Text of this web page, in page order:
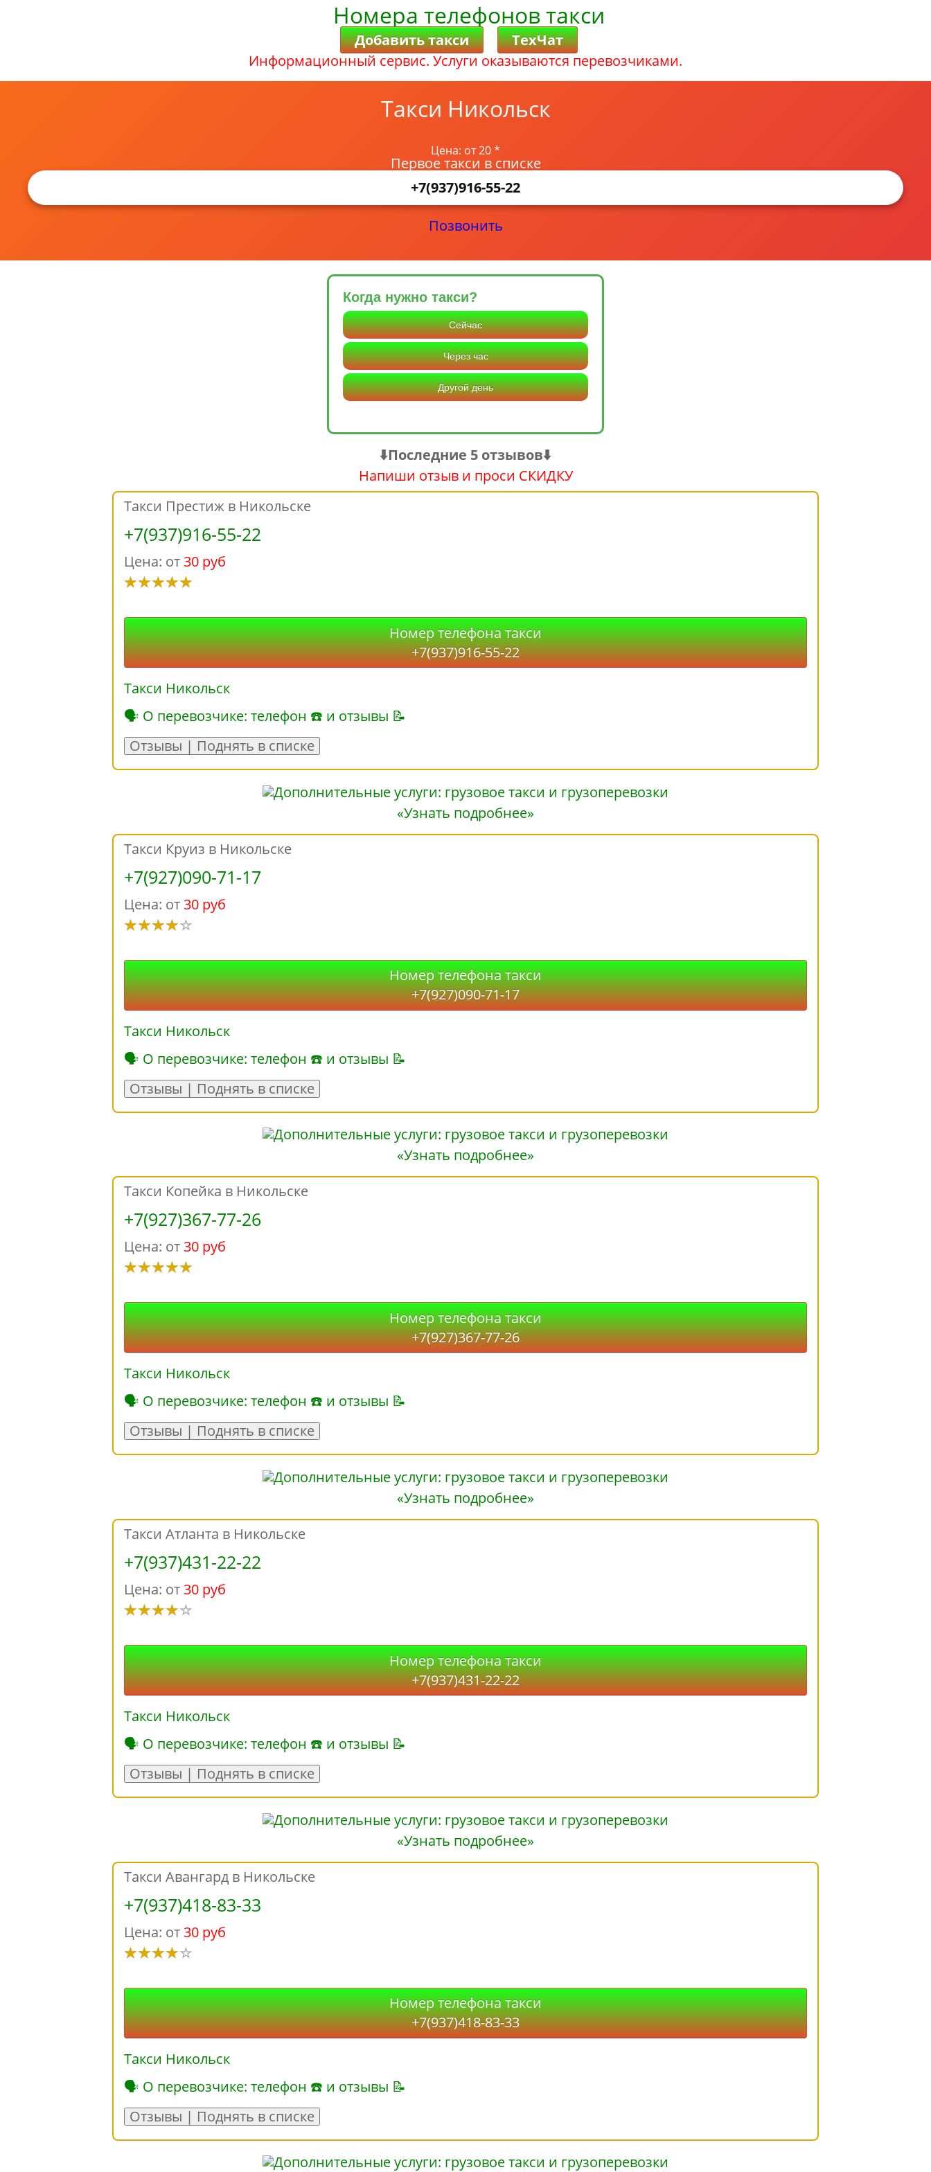
Номера телефонов такси
Добавить такси
ТехЧат
Информационный сервис. Услуги оказываются перевозчиками.
Такси Никольск
Цена: от 20 *
Первое такси в списке
+7(937)916-55-22
Позвонить
Когда нужно такси?
Сейчас
Через час
Другой день
⬇️Последние 5 отзывов⬇️
Напиши отзыв и проси СКИДКУ
Такси Престиж в Никольске
+7(937)916-55-22
Цена: от 30 руб
Номер телефона такси
+7(937)916-55-22
Такси Никольск
🗣 О перевозчике: телефон ☎ и отзывы 📝
Отзывы | Поднять в списке
«Узнать подробнее»
Такси Круиз в Никольске
+7(927)090-71-17
Цена: от 30 руб
Номер телефона такси
+7(927)090-71-17
Такси Никольск
🗣 О перевозчике: телефон ☎ и отзывы 📝
Отзывы | Поднять в списке
«Узнать подробнее»
Такси Копейка в Никольске
+7(927)367-77-26
Цена: от 30 руб
Номер телефона такси
+7(927)367-77-26
Такси Никольск
🗣 О перевозчике: телефон ☎ и отзывы 📝
Отзывы | Поднять в списке
«Узнать подробнее»
Такси Атланта в Никольске
+7(937)431-22-22
Цена: от 30 руб
Номер телефона такси
+7(937)431-22-22
Такси Никольск
🗣 О перевозчике: телефон ☎ и отзывы 📝
Отзывы | Поднять в списке
«Узнать подробнее»
Такси Авангард в Никольске
+7(937)418-83-33
Цена: от 30 руб
Номер телефона такси
+7(937)418-83-33
Такси Никольск
🗣 О перевозчике: телефон ☎ и отзывы 📝
Отзывы | Поднять в списке